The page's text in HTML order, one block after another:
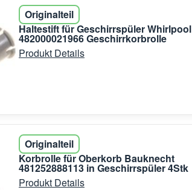
Originalteil
Haltestift für Geschirrspüler Whirlpool
482000021966 Geschirrkorbrolle
Produkt Details
Originalteil
Korbrolle für Oberkorb Bauknecht
481252888113 in Geschirrspüler 4Stk
Produkt Details